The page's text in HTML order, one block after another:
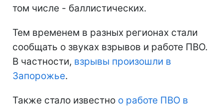
том числе - баллистических.
Тем временем в разных регионах стали
сообщать о звуках взрывов и работе ПВО.
В частности, взрывы произошли в
Запорожье.
Также стало известно о работе ПВО в